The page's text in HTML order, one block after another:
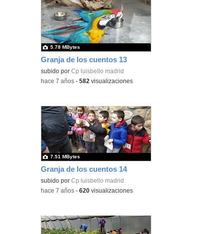
Granja de los cuentos 13
subido porCp luisbello madrid
5.78 MBytes
-hace 7 años -582 visualizaciones
Granja de los cuentos 14
subido porCp luisbello madrid
7.51 MBytes
-hace 7 años -620 visualizaciones